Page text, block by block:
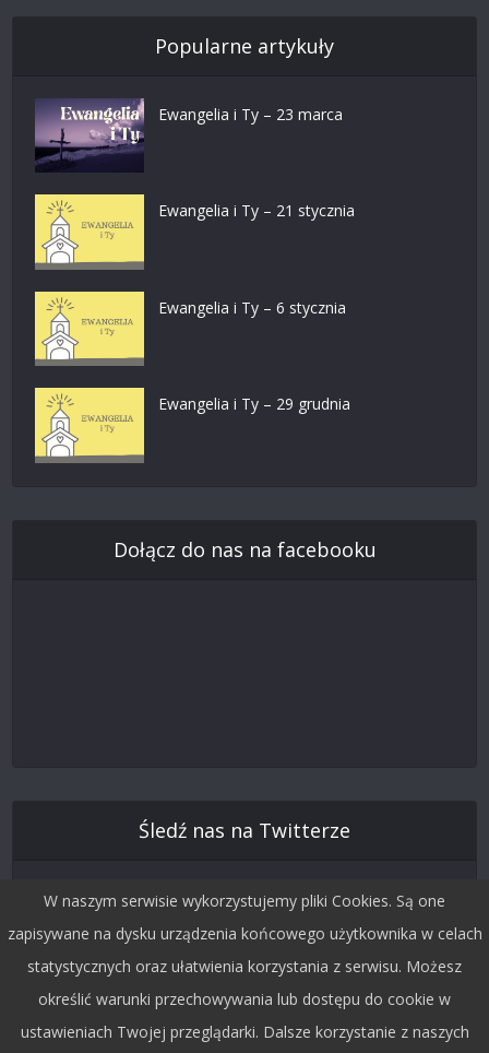
Popularne artykuły
Ewangelia i Ty – 23 marca
Ewangelia i Ty – 21 stycznia
Ewangelia i Ty – 6 stycznia
Ewangelia i Ty – 29 grudnia
Dołącz do nas na facebooku
Śledź nas na Twitterze
W naszym serwisie wykorzystujemy pliki Cookies. Są one
zapisywane na dysku urządzenia końcowego użytkownika w celach
statystycznych oraz ułatwienia korzystania z serwisu. Możesz
określić warunki przechowywania lub dostępu do cookie w
ustawieniach Twojej przeglądarki. Dalsze korzystanie z naszych